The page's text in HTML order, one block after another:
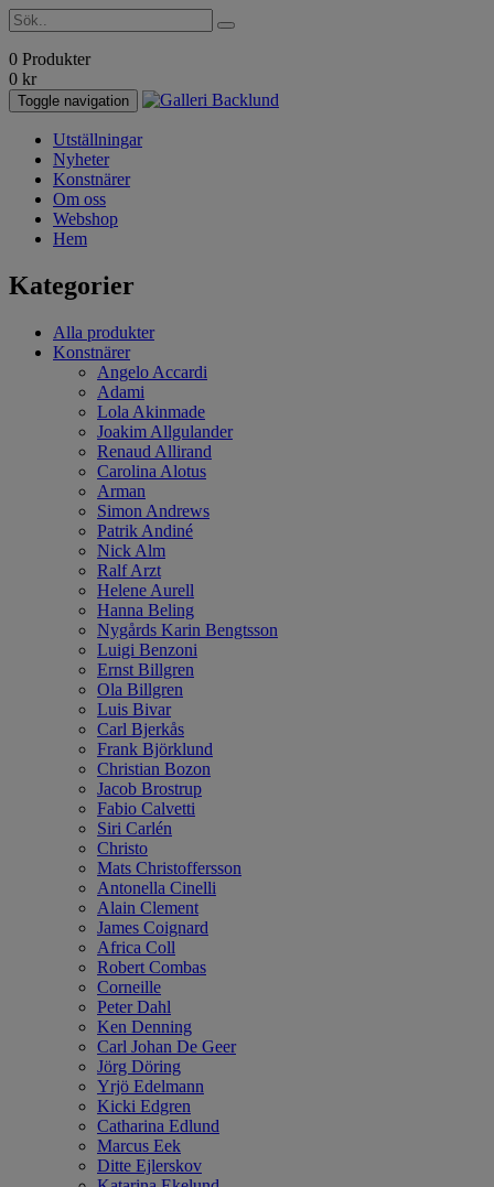
0 Produkter
0 kr
Toggle navigation
Utställningar
Nyheter
Konstnärer
Om oss
Webshop
Hem
Kategorier
Alla produkter
Konstnärer
Angelo Accardi
Adami
Lola Akinmade
Joakim Allgulander
Renaud Allirand
Carolina Alotus
Arman
Simon Andrews
Patrik Andiné
Nick Alm
Ralf Arzt
Helene Aurell
Hanna Beling
Nygårds Karin Bengtsson
Luigi Benzoni
Ernst Billgren
Ola Billgren
Luis Bivar
Carl Bjerkås
Frank Björklund
Christian Bozon
Jacob Brostrup
Fabio Calvetti
Siri Carlén
Christo
Mats Christoffersson
Antonella Cinelli
Alain Clement
James Coignard
Africa Coll
Robert Combas
Corneille
Peter Dahl
Ken Denning
Carl Johan De Geer
Jörg Döring
Yrjö Edelmann
Kicki Edgren
Catharina Edlund
Marcus Eek
Ditte Ejlerskov